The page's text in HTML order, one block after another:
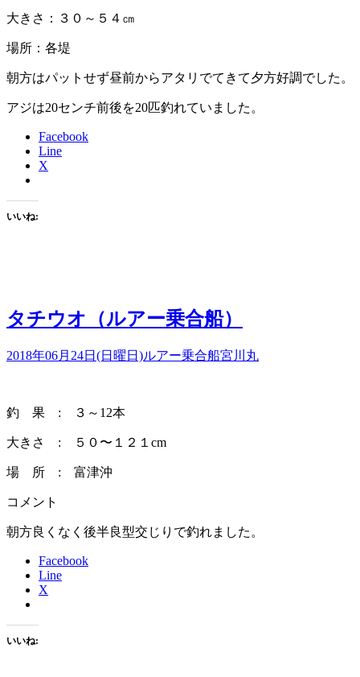
大きさ：３０～５４㎝
場所：各堤
朝方はパットせず昼前からアタリでてきて夕方好調でした。
アジは20センチ前後を20匹釣れていました。
Facebook
Line
X
いいね:
タチウオ（ルアー乗合船）
2018年06月24日(日曜日)ルアー乗合船宮川丸
釣 果 : ３～12本
大きさ : ５０〜１２１cm
場 所 : 富津沖
コメント
朝方良くなく後半良型交じりで釣れました。
Facebook
Line
X
いいね: